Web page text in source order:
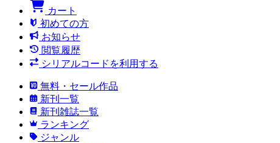
カート
初めての方
お知らせ
閲覧履歴
シリアルコードを利用する
無料・セール作品
新刊一覧
新刊雑誌一覧
ランキング
ジャンル